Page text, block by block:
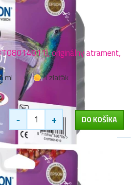
originálny atrament,
ml
1 zlaťák
- + DO KOŠÍKA